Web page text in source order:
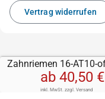
ab 40,50 €
inkl. MwSt. zzgl. Versand
Vertrag widerrufen